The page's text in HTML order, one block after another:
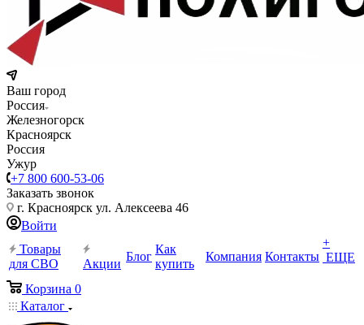
Ваш город
Россия
Железногорск
Красноярск
Россия
Ужур
+7 800 600-53-06
Заказать звонок
г. Красноярск ул. Алексеева 46
Войти
Товары
для СВО
Акции
Блог
Как
купить
Компания Контакты
+
ЕЩЕ
Корзина 0
Каталог